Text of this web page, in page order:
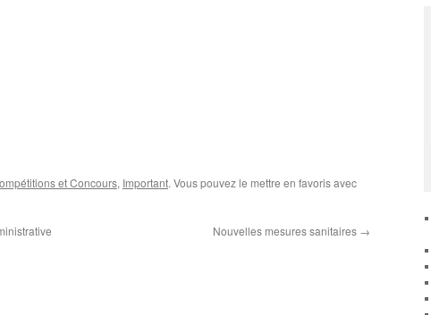
et Concours, Important. Vous pouvez le mettre en favoris avec
Nouvelles mesures sanitaires →